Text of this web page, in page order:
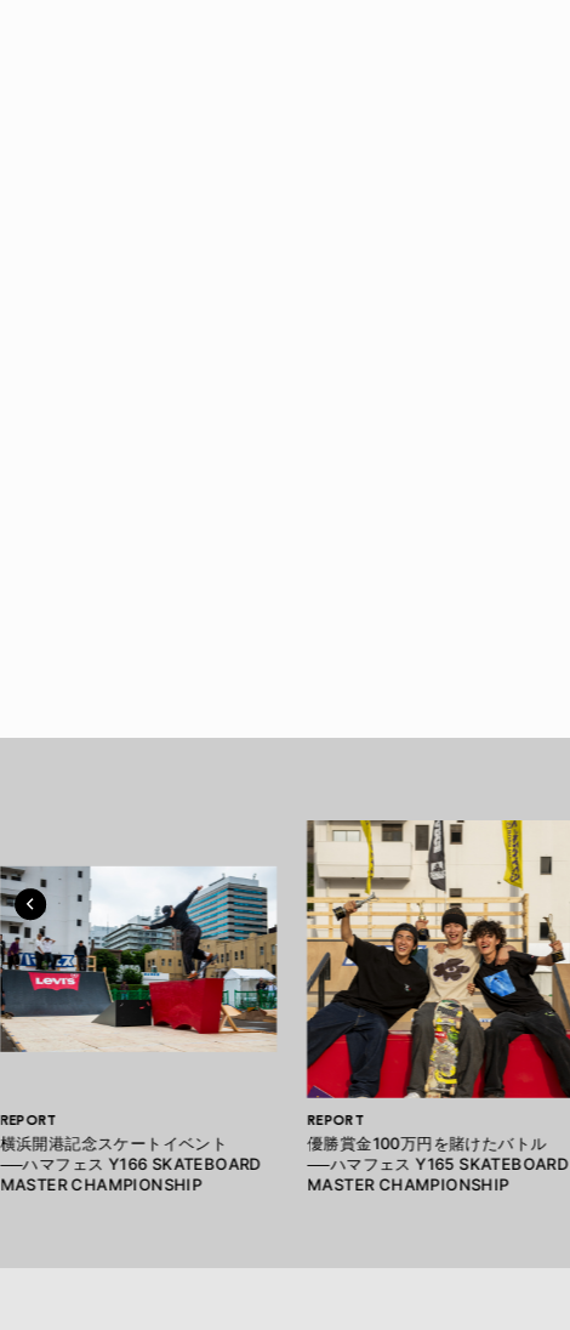
REPORT
横浜開港記念スケートイベント
──ハマフェス Y166 SKATEBOARD
MASTER CHAMPIONSHIP
REPORT
優勝賞金100万円を賭けたバトル
──ハマフェス Y165 SKATEBOARD
MASTER CHAMPIONSHIP